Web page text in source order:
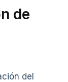
de
del